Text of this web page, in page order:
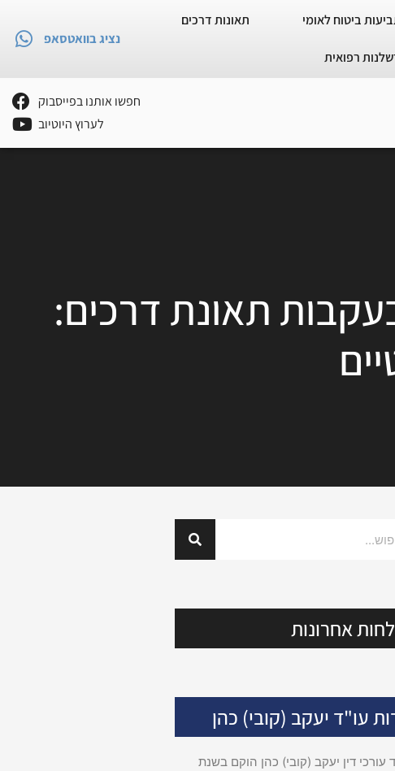
ביטוח לאומי תאונות דרכים
רפואית
נציג בוואטסאפ
חפשו אותנו בפייסבוק
לערוץ היוטיוב
תאונת דרכים:
אחרונות
עו"ד יעקב (קובי) כהן
עורכי דין יעקב (קובי) כהן הוקם בשנת